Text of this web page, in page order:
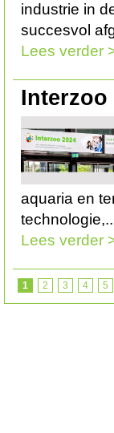
industrie in
succesvol
Lees verder
Interzoo
aquaria en
Lees verder
1 2 3 4 5